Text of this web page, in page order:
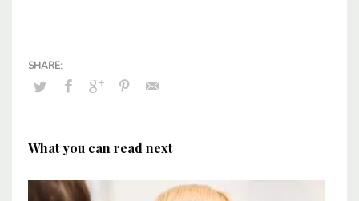
What you can read next